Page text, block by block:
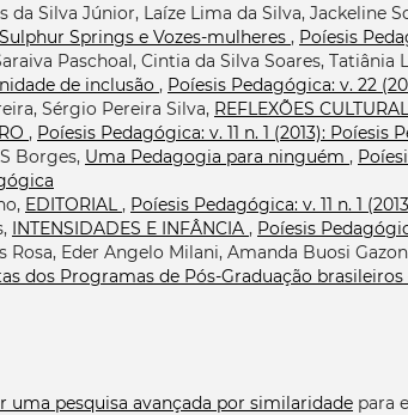
da Silva Júnior, Laíze Lima da Silva, Jackeline
Springs e Vozes-mulheres , Poíesis
Paschoal, Cintia da Silva Soares, Tatiânia
de inclusão , Poíesis Pedagógica: v. 22
Sérgio Pereira Silva, REFLEXÕES
, Poíesis Pedagógica: v. 11 n. 1 (2013): Poíesis
Borges, Uma Pedagogia para ninguém ,
EDITORIAL, Poíesis Pedagógica: v. 11 n. 1
INTENSIDADES E INFÂNCIA , Poíesis
Rosa, Eder Angelo Milani, Amanda Buosi
dos Programas de Pós-Graduação brasileiros
uma pesquisa avançada por similaridade para